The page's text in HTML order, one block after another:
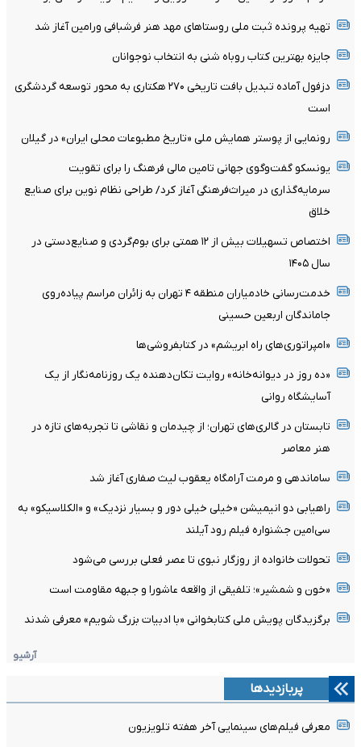
تهیه پرونده ثبت ملی روستاهای مهد هنر فرشبافی ورامین آغاز شد
جایزه بهترین کتاب روباه شنی به انتخاب نوجوانان
دزفول آماده تبدیل بافت تاریخی ۲۷۰ هکتاری به محور توسعه گردشگری
است
رونمایی از پوستر همایش ملی «تاریخ مطبوعات محلی ایران» در گیلان
یونسکو گفت‌وگوی جهانی تامین مالی فرهنگ را برای تقویت
سرمایه‌گذاری در میراث‌فرهنگی آغاز کرد/ طراحی نظام نوین برای صنایع
خلاق
اختصاص تسهیلات بیش از ۱۲ همتی برای بوم‌گردی و صنایع‌دستی در
سال ۱۴۰۵
خدمت‌رسانی خادمیاران منطقه ۴ تهران به زائران مراسم پیاده‌روی
جاماندگان اربعین حسینی
«امپراتوری‌های راه ابریشم» در کتابفروشی‌ها
«ده روز در دیوانه‌خانه» روایت تکان‌دهنده یک روزنامه‌نگار از یک
آسایشگاه روانی
تابستان در گالری‌های تهران؛ از چیدمان و نقاشی تا تجربه‌های تازه در
هنر معاصر
ساماندهی و مرمت آرامگاه یعقوب لیث صفاری آغاز شد
راهیابی دو انیمیشن «خیلی خیلی دور و بسیار نزدیک» و «الکلاسیکو» به
سی‌امین جشنواره فیلم رود آیلند
تحولات خانواده از روزگار نبوی تا عصر فعلی بررسی می‌شود
«خون و شمشیر»؛ تلفیقی از واقعه عاشورا و جبهه مقاومت است
برگزیدگان پویش ملی کتابخوانی «با ادبیات بزرگ شویم» معرفی شدند
آرشیو
پربازدیدها
معرفی فیلم‌های سینمایی آخر هفته تلویزیون